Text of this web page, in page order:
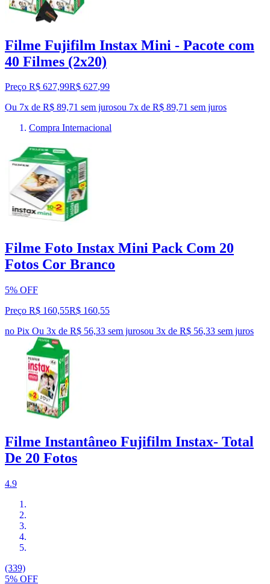
Filme Fujifilm Instax Mini - Pacote com
40 Filmes (2x20)
Preço R$ 627,99R$ 627,99
Ou 7x de R$ 89,71 sem jurosou 7x de R$ 89,71 sem juros
Compra Internacional
Filme Foto Instax Mini Pack Com 20
Fotos Cor Branco
5% OFF
Preço R$ 160,55R$ 160,55
no Pix Ou 3x de R$ 56,33 sem jurosou 3x de R$ 56,33 sem juros
Filme Instantâneo Fujifilm Instax- Total
De 20 Fotos
4.9
(339)
5% OFF